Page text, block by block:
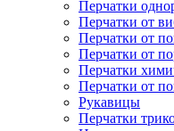
Перчатки
Перчатки от
Перчатки от
Перчатки от
Перчатки
Перчатки от
Рукавицы
Перчатки